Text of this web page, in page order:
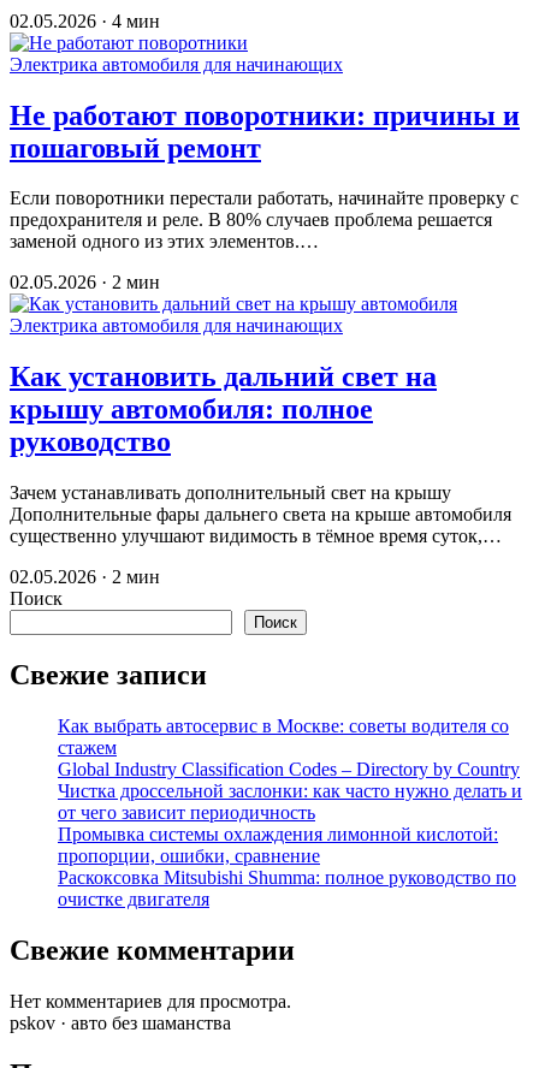
02.05.2026 · 4 мин
Электрика автомобиля для начинающих
Не работают поворотники: причины и
пошаговый ремонт
Если поворотники перестали работать, начинайте проверку с
предохранителя и реле. В 80% случаев проблема решается
заменой одного из этих элементов.…
02.05.2026 · 2 мин
Электрика автомобиля для начинающих
Как установить дальний свет на
крышу автомобиля: полное
руководство
Зачем устанавливать дополнительный свет на крышу
Дополнительные фары дальнего света на крыше автомобиля
существенно улучшают видимость в тёмное время суток,…
02.05.2026 · 2 мин
Поиск
Поиск
Свежие записи
Как выбрать автосервис в Москве: советы водителя со
стажем
Global Industry Classification Codes – Directory by Country
Чистка дроссельной заслонки: как часто нужно делать и
от чего зависит периодичность
Промывка системы охлаждения лимонной кислотой:
пропорции, ошибки, сравнение
Раскоксовка Mitsubishi Shumma: полное руководство по
очистке двигателя
Свежие комментарии
Нет комментариев для просмотра.
pskov · авто без шаманства